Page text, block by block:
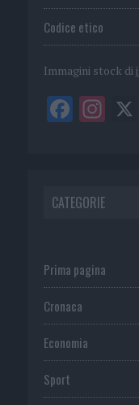
Codice etico
Immagini stock di
CATEGORIE
Prima pagina
Cronaca
Economia
Sport